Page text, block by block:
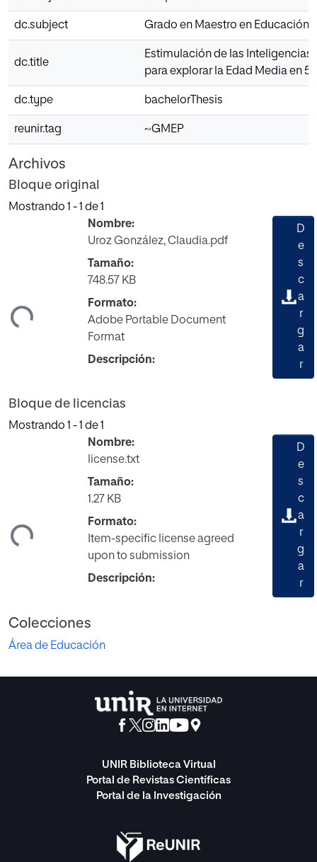
dc.subject Grado en Maestro en Educación
dc.title
Estimulación de las Inteligencias
para explorar la Edad Media en
dc.type bachelorThesis
reunir.tag ~GMEP
Archivos
Bloque original
Mostrando 1 - 1 de 1
Nombre:
Uroz González, Claudia.pdf
Tamaño:
748.57 KB
Formato:
Adobe Portable Document
Format
Descripción:
D
e
s
c
a
r
g
a
r
Bloque de licencias
Mostrando 1 - 1 de 1
Nombre:
license.txt
Tamaño:
1.27 KB
Formato:
Item-specific license agreed
upon to submission
Descripción:
D
e
s
c
a
r
g
a
r
Colecciones
Área de Educación
UNIR Biblioteca Virtual
Portal de Revistas Científicas
Portal de la Investigación